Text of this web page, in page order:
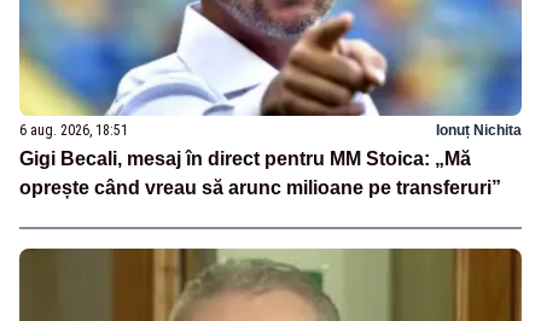
6 aug. 2026, 18:51 Ionuț Nichita
Gigi Becali, mesaj în direct pentru MM Stoica: „Mă
oprește când vreau să arunc milioane pe transferuri”